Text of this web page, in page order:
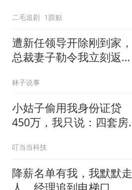
二毛追剧 1跟贴
遭新任领导开除刚到家，
总裁妻子勒令我立刻返
林子说事
小姑子偷用我身份证贷
450万，我只说：四套房
叮当当科技
降薪名单有我，我默默走